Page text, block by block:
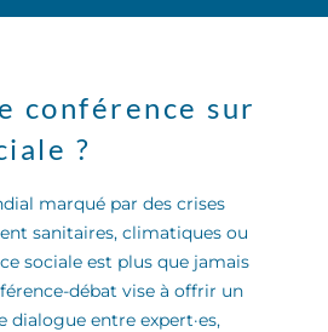
conférence sur
?
marqué par des crises
sanitaires, climatiques ou
sociale est plus que jamais
débat vise à offrir un
dialogue entre expert·es,